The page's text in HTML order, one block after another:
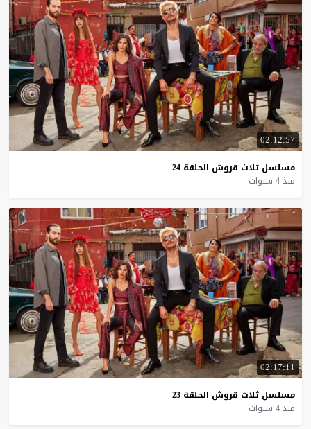
02:12:57
مسلسل ثلاث قروش الحلقة 24
منذ 4 سنوات
02:17:11
مسلسل ثلاث قروش الحلقة 23
منذ 4 سنوات